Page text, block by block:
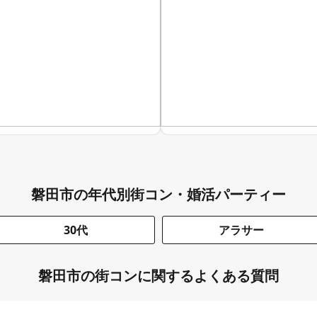
磐田市の年代別街コン・婚活パーティー
30代 アラサー
磐田市の街コンに関するよくある質問